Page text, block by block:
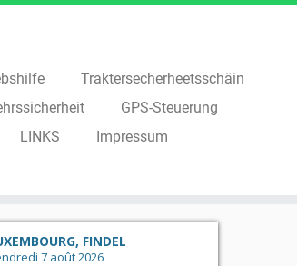
Traktersecherheetsschäin
GPS-Steuerung
LINKS
Impressum
FINDEL
7 août 2026